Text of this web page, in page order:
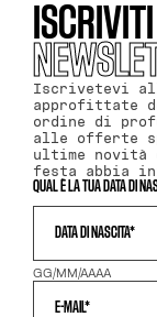
Iscrivetevi
approfittate
ordine di
alle offerte
ultime novità
festa abbia
QUAL È LA TUA DATA DI
DATA DI NASCITA*
GG/MM/AAAA
E-MAIL*